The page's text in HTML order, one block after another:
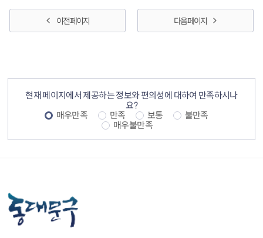
이전 페이지 다음 페이지
현재 페이지에서 제공하는 정보와 편의성에 대하여 만족하시나
요?
매우만족
만족 보통
불만족
매우불만족